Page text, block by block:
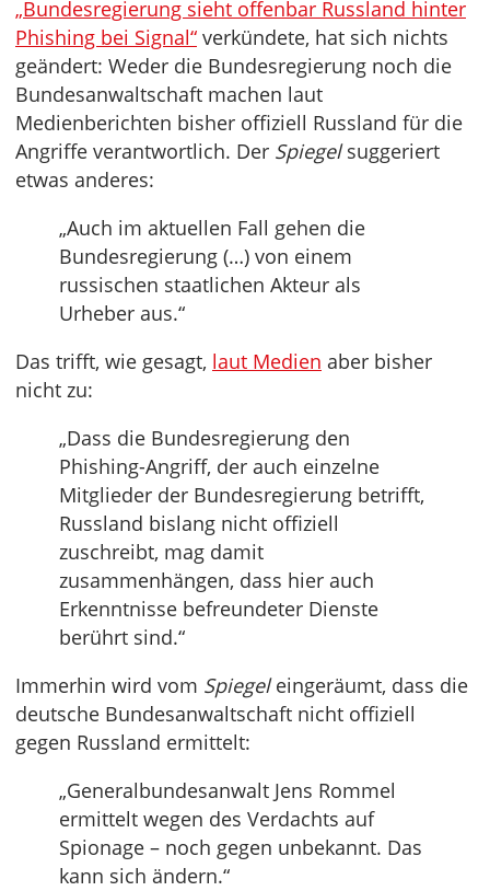
„Bundesregierung sieht offenbar Russland hinter
Phishing bei Signal“ verkündete, hat sich nichts
geändert: Weder die Bundesregierung noch die
Bundesanwaltschaft machen laut
Medienberichten bisher offiziell Russland für die
Angriffe verantwortlich. Der Spiegelsuggeriert
etwas anderes:
„Auch im aktuellen Fall gehen die
Bundesregierung (…) von einem
russischen staatlichen Akteur als
Urheber aus.“
Das trifft, wie gesagt, laut Medien aber bisher
nicht zu:
„Dass die Bundesregierung den
Phishing-Angriff, der auch einzelne
Mitglieder der Bundesregierung betrifft,
Russland bislang nicht offiziell
zuschreibt, mag damit
zusammenhängen, dass hier auch
Erkenntnisse befreundeter Dienste
berührt sind.“
Immerhin wird vom Spiegeleingeräumt, dass die
deutsche Bundesanwaltschaft nicht offiziell
gegen Russland ermittelt:
„Generalbundesanwalt Jens Rommel
ermittelt wegen des Verdachts auf
Spionage – noch gegen unbekannt. Das
kann sich ändern.“